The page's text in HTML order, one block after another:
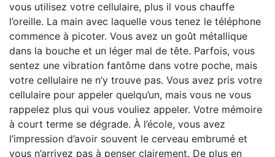
vous utilisez votre cellulaire, plus il vous chauffe
l’oreille. La main avec laquelle vous tenez le téléphone
commence à picoter. Vous avez un goût métallique
dans la bouche et un léger mal de tête. Parfois, vous
sentez une vibration fantôme dans votre poche, mais
votre cellulaire ne n’y trouve pas. Vous avez pris votre
cellulaire pour appeler quelqu’un, mais vous ne vous
rappelez plus qui vous vouliez appeler. Votre mémoire
à court terme se dégrade. À l’école, vous avez
l’impression d’avoir souvent le cerveau embrumé et
vous n’arrivez pas à penser clairement. De plus en